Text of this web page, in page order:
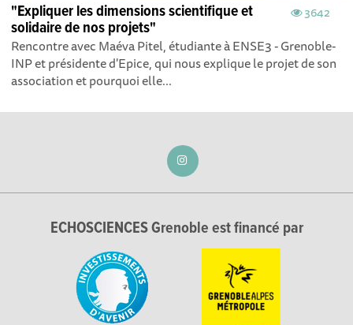
3642
"Expliquer les dimensions scientifique et
solidaire de nos projets"
Rencontre avec Maéva Pitel, étudiante à ENSE3 - Grenoble-
INP et présidente d'Epice, qui nous explique le projet de son
association et pourquoi elle...
ECHOSCIENCES Grenoble est financé par